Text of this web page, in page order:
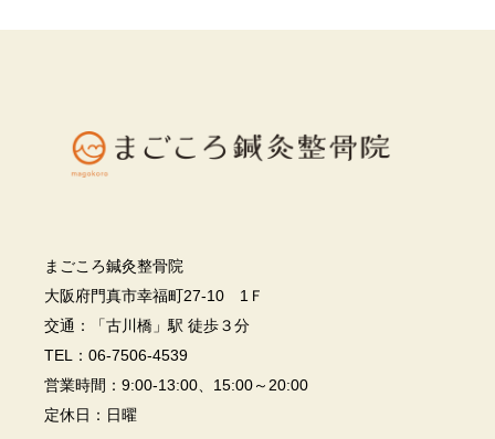
まごころ鍼灸整骨院
大阪府門真市幸福町27-10 1Ｆ
交通：「古川橋」駅 徒歩３分
TEL：06-7506-4539
営業時間：9:00-13:00、15:00～20:00
定休日：日曜